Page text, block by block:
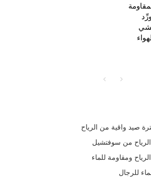
صيد واقية من الرياح
من سوفتشيل
ومقاومة للماء
للرجال